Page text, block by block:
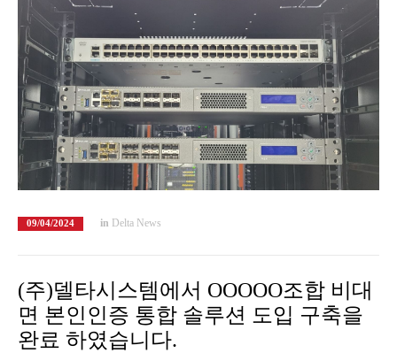
09/04/2024 in Delta News
(주)델타시스템에서 OOOOO조합 비대
면 본인인증 통합 솔루션 도입 구축을
완료 하였습니다.